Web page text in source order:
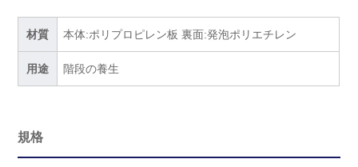
材質 本体:ポリプロピレン板 裏面:発泡ポリエチレン
用途 階段の養生
規格